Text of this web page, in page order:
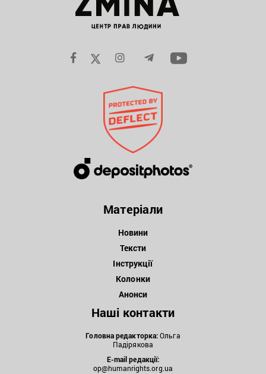
Матеріали
Новини
Тексти
Інструкції
Колонки
Анонси
Наші контакти
Головна редакторка:Ольга
Падірякова
E-mail редакції:
op@humanrights.org.ua